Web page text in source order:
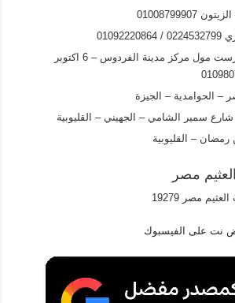
قطعة ۳ خدمات – فيرست مول مركز مدينة الفردوس – 6 اکتوبر
– الحوامدية – الجيزة
شارع سمير الشامي – الجهيني – القليوبية
مصر
مصر 19279
نت على الفيسبوك